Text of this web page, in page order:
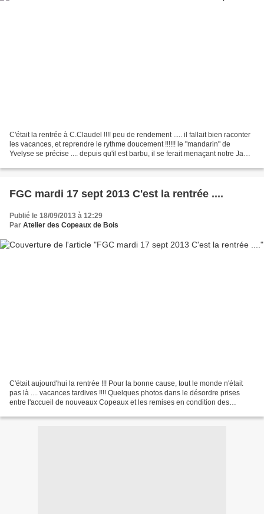
C'était la rentrée à C.Claudel !!!! peu de rendement ..... il fallait bien raconter
les vacances, et reprendre le rythme doucement !!!!!! le "mandarin" de
Yvelyse se précise .... depuis qu'il est barbu, il se ferait menaçant notre Jamy
FGC mardi 17 sept 2013 C'est la rentrée ....
Publié le 18/09/2013 à 12:29
Par Atelier des Copeaux de Bois
C'était aujourd'hui la rentrée !!! Pour la bonne cause, tout le monde n'était
pas là .... vacances tardives !!!! Quelques photos dans le désordre prises
entre l'accueil de nouveaux Copeaux et les remises en condition des